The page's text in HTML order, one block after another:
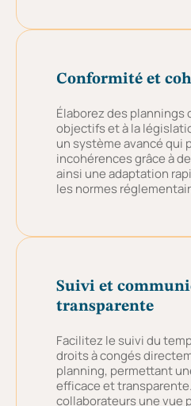
Conformité et
Élaborez des plannings
objectifs et à la
un système avancé qui
incohérences grâce à
ainsi une adaptation
les normes
Suivi et
transparente
Facilitez le suivi du
droits à congés
planning, permettant
efficace et
collaborateurs une vue